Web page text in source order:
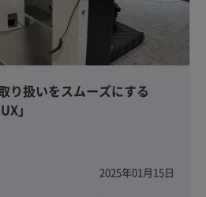
り扱いをスムーズにする
」
2025年01月15日